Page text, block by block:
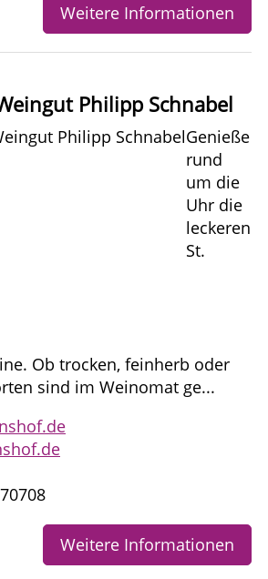
Weitere Informationen
Philipp Schnabel
Genieße
rund
um die
Uhr die
leckeren
St.
Ob trocken, feinherb oder
sind im Weinomat ge...
Weitere Informationen